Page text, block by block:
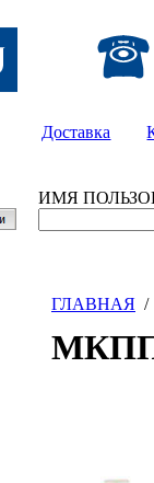
Доставка
ИМЯ
ГЛАВНАЯ